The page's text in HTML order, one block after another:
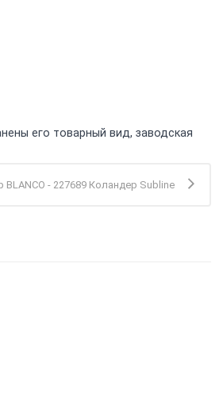
его товарный вид, заводская
BLANCO - 227689 Коландер Subline